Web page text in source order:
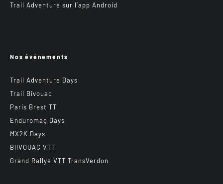
Trail Adventure sur l’app Android
Nos événements
Trail Adventure Days
Trail Bivouac
Paris Brest TT
Enduromag Days
MX2K Days
BiiVOUAC VTT
Grand Rallye VTT TransVerdon